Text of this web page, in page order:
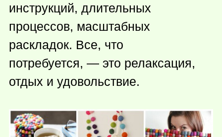
инструкций, длительных
процессов, масштабных
раскладок. Все, что
потребуется, — это релаксация,
отдых и удовольствие.